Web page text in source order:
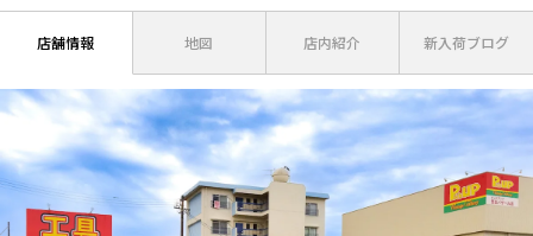
店舗情報 地図 店内紹介 新入荷ブログ